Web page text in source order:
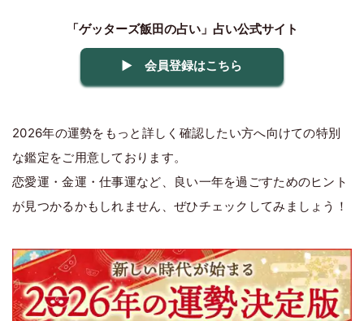
「ゲッターズ飯田の占い」占い公式サイト
▶ 会員登録はこちら
2026年の運勢をもっと詳しく確認したい方へ向けての特別
な鑑定をご用意しております。
恋愛運・金運・仕事運など、良い一年を過ごすためのヒント
が見つかるかもしれません、ぜひチェックしてみましょう！